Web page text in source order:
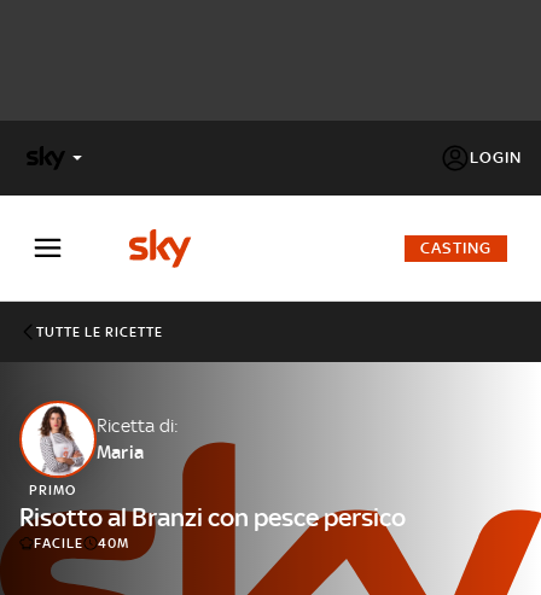
LOGIN
FACTOR
Cos’altro vedere:
PROGRAMMI SKY
Un mondo di offerte:
SKY.IT
NOW
CASTING
TUTTE LE RICETTE
Ricetta di:
Maria
PRIMO
Risotto al Branzi con pesce persico
FACILE 40M